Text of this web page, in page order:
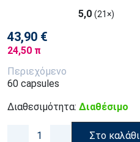
5,0 (21×)
43,90 €
24,50 π
Περιεχόμενο
60 capsules
Διαθεσιμότητα: Διαθέσιμο
Στο καλάθι